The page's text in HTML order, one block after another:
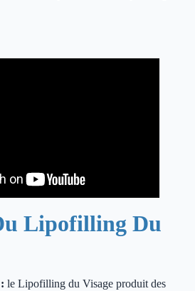
en Turquie
Lipofilling Du
le Lipofilling du Visage produit des